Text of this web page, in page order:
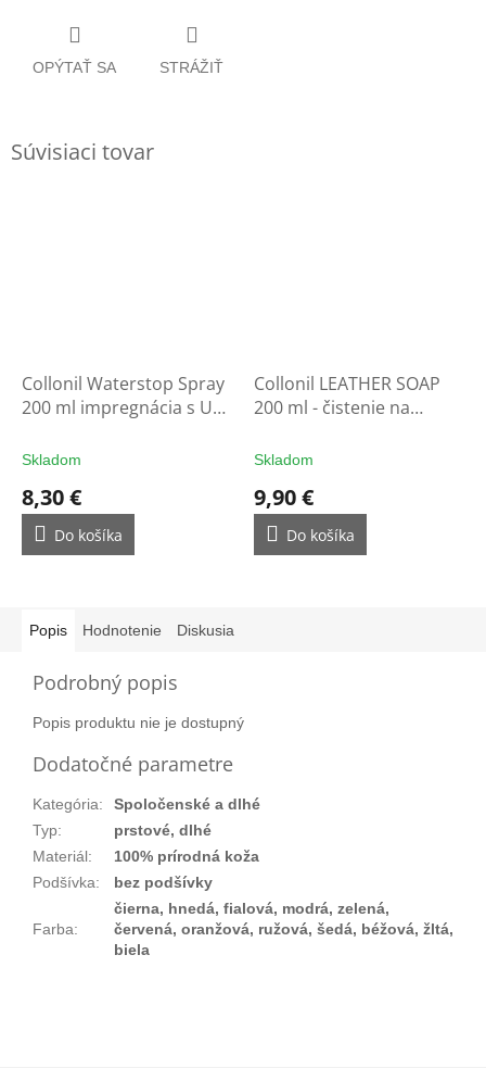
OPÝTAŤ SA STRÁŽIŤ
Súvisiaci tovar
Collonil Waterstop Spray
200 ml impregnácia s UV
rukavice
Skladom
8,30 €
Do košíka
Collonil LEATHER SOAP
200 ml - čistenie na
Skladom
9,90 €
Do košíka
Popis Hodnotenie Diskusia
Podrobný popis
Popis produktu nie je dostupný
Dodatočné parametre
Kategória:
Spoločenské a dlhé
Typ:
prstové, dlhé
Materiál:
100% prírodná koža
Podšívka: bez podšívky
Farba:
čierna, hnedá, fialová, modrá, zelená,
červená, oranžová, ružová, šedá, béžová, žltá,
biela